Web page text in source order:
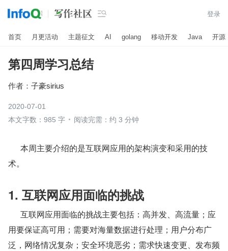
 登录
首页 月更活动 主题征文 AI golang 移动开发 Java 开源
第四周学习总结
作者： 子豪sirius
2020-07-01
本文字数：985 字
阅读完需：约 3 分钟
术。
1. 互联网应用面临的挑战
用要保证高可用；需要对海量数据进行处理；用户分布广
泛，网络情况复杂；安全环境恶劣；需求快速变更、发布频